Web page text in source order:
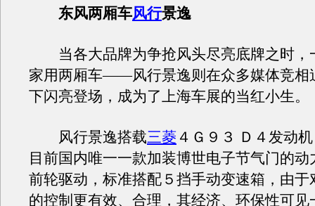
东风两厢车风行景逸
当各大品牌为争抢风头尽亮底牌之时，
家用两厢车——风行景逸则在众多媒体竞相
下闪亮登场，成为了上海车展的当红小生。
风行景逸搭载三菱 ４Ｇ９３ Ｄ４发动
目前国内唯一一款加装博世电子节气门的动
前轮驱动，标准搭配５挡手动变速箱，由于
的控制更有效、合理，其经济、环保性可见